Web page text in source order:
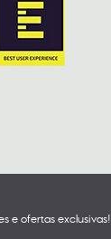
e ofertas exclusivas!